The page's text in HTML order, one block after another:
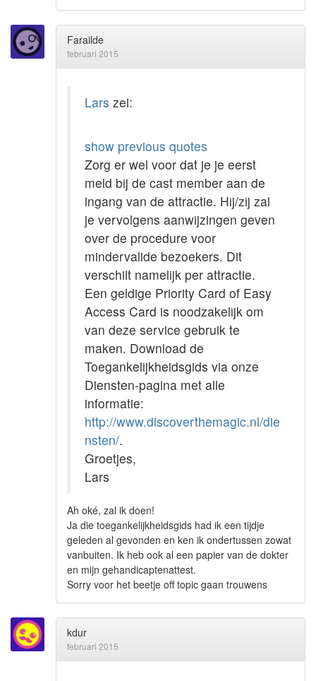
Farailde
februari 2015
Lars zei:
show previous quotes
Zorg er wel voor dat je je eerst
meld bij de cast member aan de
ingang van de attractie. Hij/zij zal
je vervolgens aanwijzingen geven
over de procedure voor
mindervalide bezoekers. Dit
verschilt namelijk per attractie.
Een geldige Priority Card of Easy
Access Card is noodzakelijk om
van deze service gebruik te
maken. Download de
Toegankelijkheidsgids via onze
Diensten-pagina met alle
informatie:
http://www.discoverthemagic.nl/die
nsten/.
Groetjes,
Lars
Ah oké, zal ik doen!
Ja die toegankelijkheidsgids had ik een tijdje
geleden al gevonden en ken ik ondertussen zowat
vanbuiten. Ik heb ook al een papier van de dokter
en mijn gehandicaptenattest.
Sorry voor het beetje off topic gaan trouwens
kdur
februari 2015